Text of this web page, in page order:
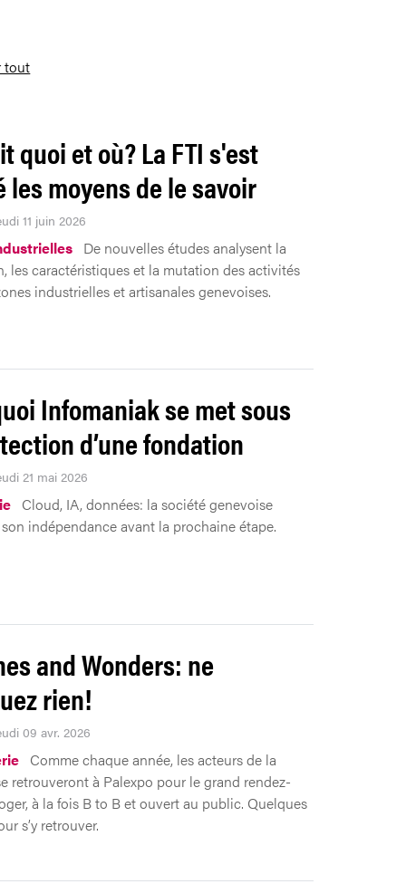
tout
quoi et où? La FTI s'est
les moyens de le savoir
11 juin 2026
De nouvelles études analysent la
les caractéristiques et la mutation des activités
industrielles et artisanales genevoises.
Infomaniak se met sous
d’une fondation
21 mai 2026
Cloud, IA, données: la société genevoise
indépendance avant la prochaine étape.
and Wonders: ne
rien!
09 avr. 2026
Comme chaque année, les acteurs de la
retrouveront à Palexpo pour le grand rendez-
à la fois B to B et ouvert au public. Quelques
s’y retrouver.